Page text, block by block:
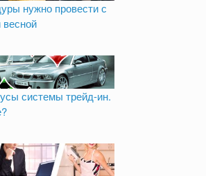
нужно провести с
системы трейд-ин.